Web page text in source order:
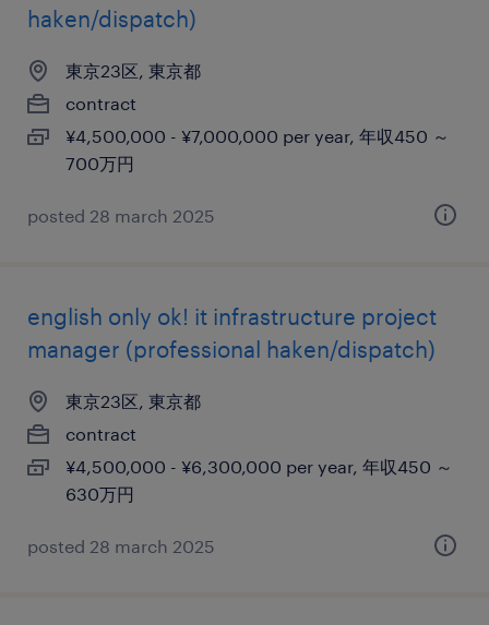
haken/dispatch)
東京23区, 東京都
contract
¥4,500,000 - ¥7,000,000 per year, 年収450 ～
700万円
posted 28 march 2025
english only ok! it infrastructure project
manager (professional haken/dispatch)
東京23区, 東京都
contract
¥4,500,000 - ¥6,300,000 per year, 年収450 ～
630万円
posted 28 march 2025